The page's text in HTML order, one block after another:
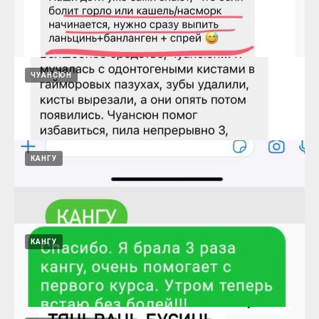
спрей в нос помогает от стоматита
15.08.2024
Для восстановления нервишек своих
Сяояо и Байцзы
15.08.2024
15.08.2024
ЧУАНСЮН
Кисты в гайморовых пазухах и чуансюн
15.08.2024
КАНГУ
КАНГУ